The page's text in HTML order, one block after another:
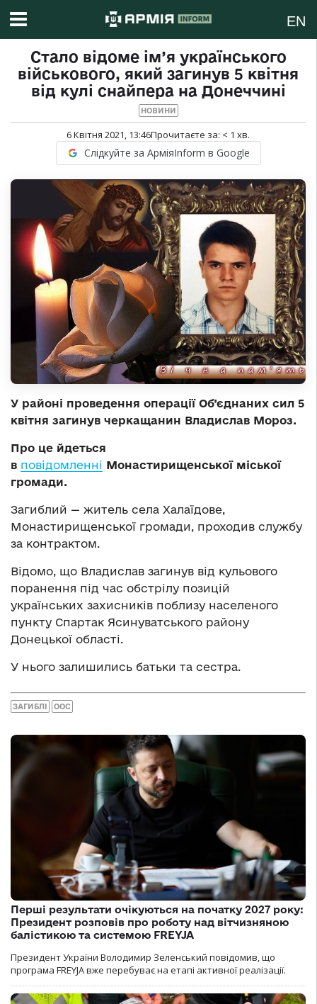
EN
Стало відоме ім’я українського
військового, який загинув 5 квітня
від кулі снайпера на Донеччині
НОВИНИ
6 Квітня 2021, 13:46Прочитаєте за: < 1 хв.
Слідкуйте за АрміяInform в Google
У районі проведення операції Об’єднаних сил 5
квітня загинув черкащанин Владислав Мороз.
Про це йдеться
в повідомленні Монастирищенської міської
громади.
Загиблий — житель села Халаїдове,
Монастирищенської громади, проходив службу
за контрактом.
Відомо, що Владислав загинув від кульового
поранення під час обстрілу позицій
українських захисників поблизу населеного
пункту Спартак Ясинуватського району
Донецької області.
У нього залишились батьки та сестра.
ЗАГИБЛІ ООС
Перші результати очікуються на початку 2027 року:
Президент розповів про роботу над вітчизняною
балістикою та системою FREYJA
Президент України Володимир Зеленський повідомив, що
програма FREYJA вже перебуває на етапі активної реалізації.